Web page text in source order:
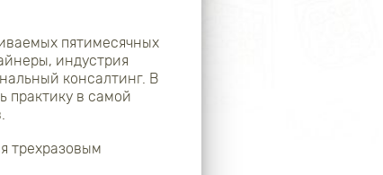
пятимесячных
индустрия
консалтинг. В
практику в самой
трехразовым